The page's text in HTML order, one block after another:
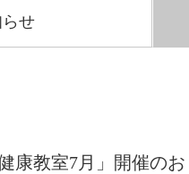
せ
康教室7月」開催のお